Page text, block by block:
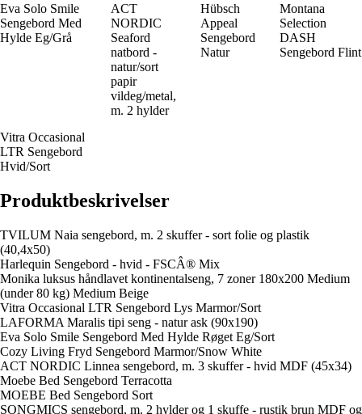
Eva Solo Smile
Sengebord Med
Hylde Eg/Grå
ACT
NORDIC
Seaford
natbord -
natur/sort
papir
vildeg/metal,
m. 2 hylder
Hübsch
Appeal
Sengebord
Natur
Montana
Selection
DASH
Sengebord Flint
Vitra Occasional
LTR Sengebord
Hvid/Sort
Produktbeskrivelser
TVILUM Naia sengebord, m. 2 skuffer - sort folie og plastik
(40,4x50)
Harlequin Sengebord - hvid - FSCÂ® Mix
Monika luksus håndlavet kontinentalseng, 7 zoner 180x200 Medium
(under 80 kg) Medium Beige
Vitra Occasional LTR Sengebord Lys Marmor/Sort
LAFORMA Maralis tipi seng - natur ask (90x190)
Eva Solo Smile Sengebord Med Hylde Røget Eg/Sort
Cozy Living Fryd Sengebord Marmor/Snow White
ACT NORDIC Linnea sengebord, m. 3 skuffer - hvid MDF (45x34)
Moebe Bed Sengebord Terracotta
MOEBE Bed Sengebord Sort
SONGMICS sengebord, m. 2 hylder og 1 skuffe - rustik brun MDF og